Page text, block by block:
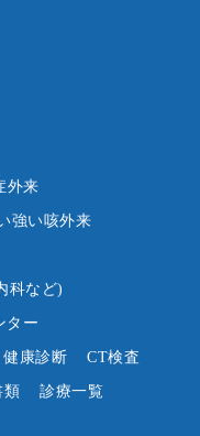
外来
強い咳外来
科など)
ター
健康診断
CT検査
類 診療一覧